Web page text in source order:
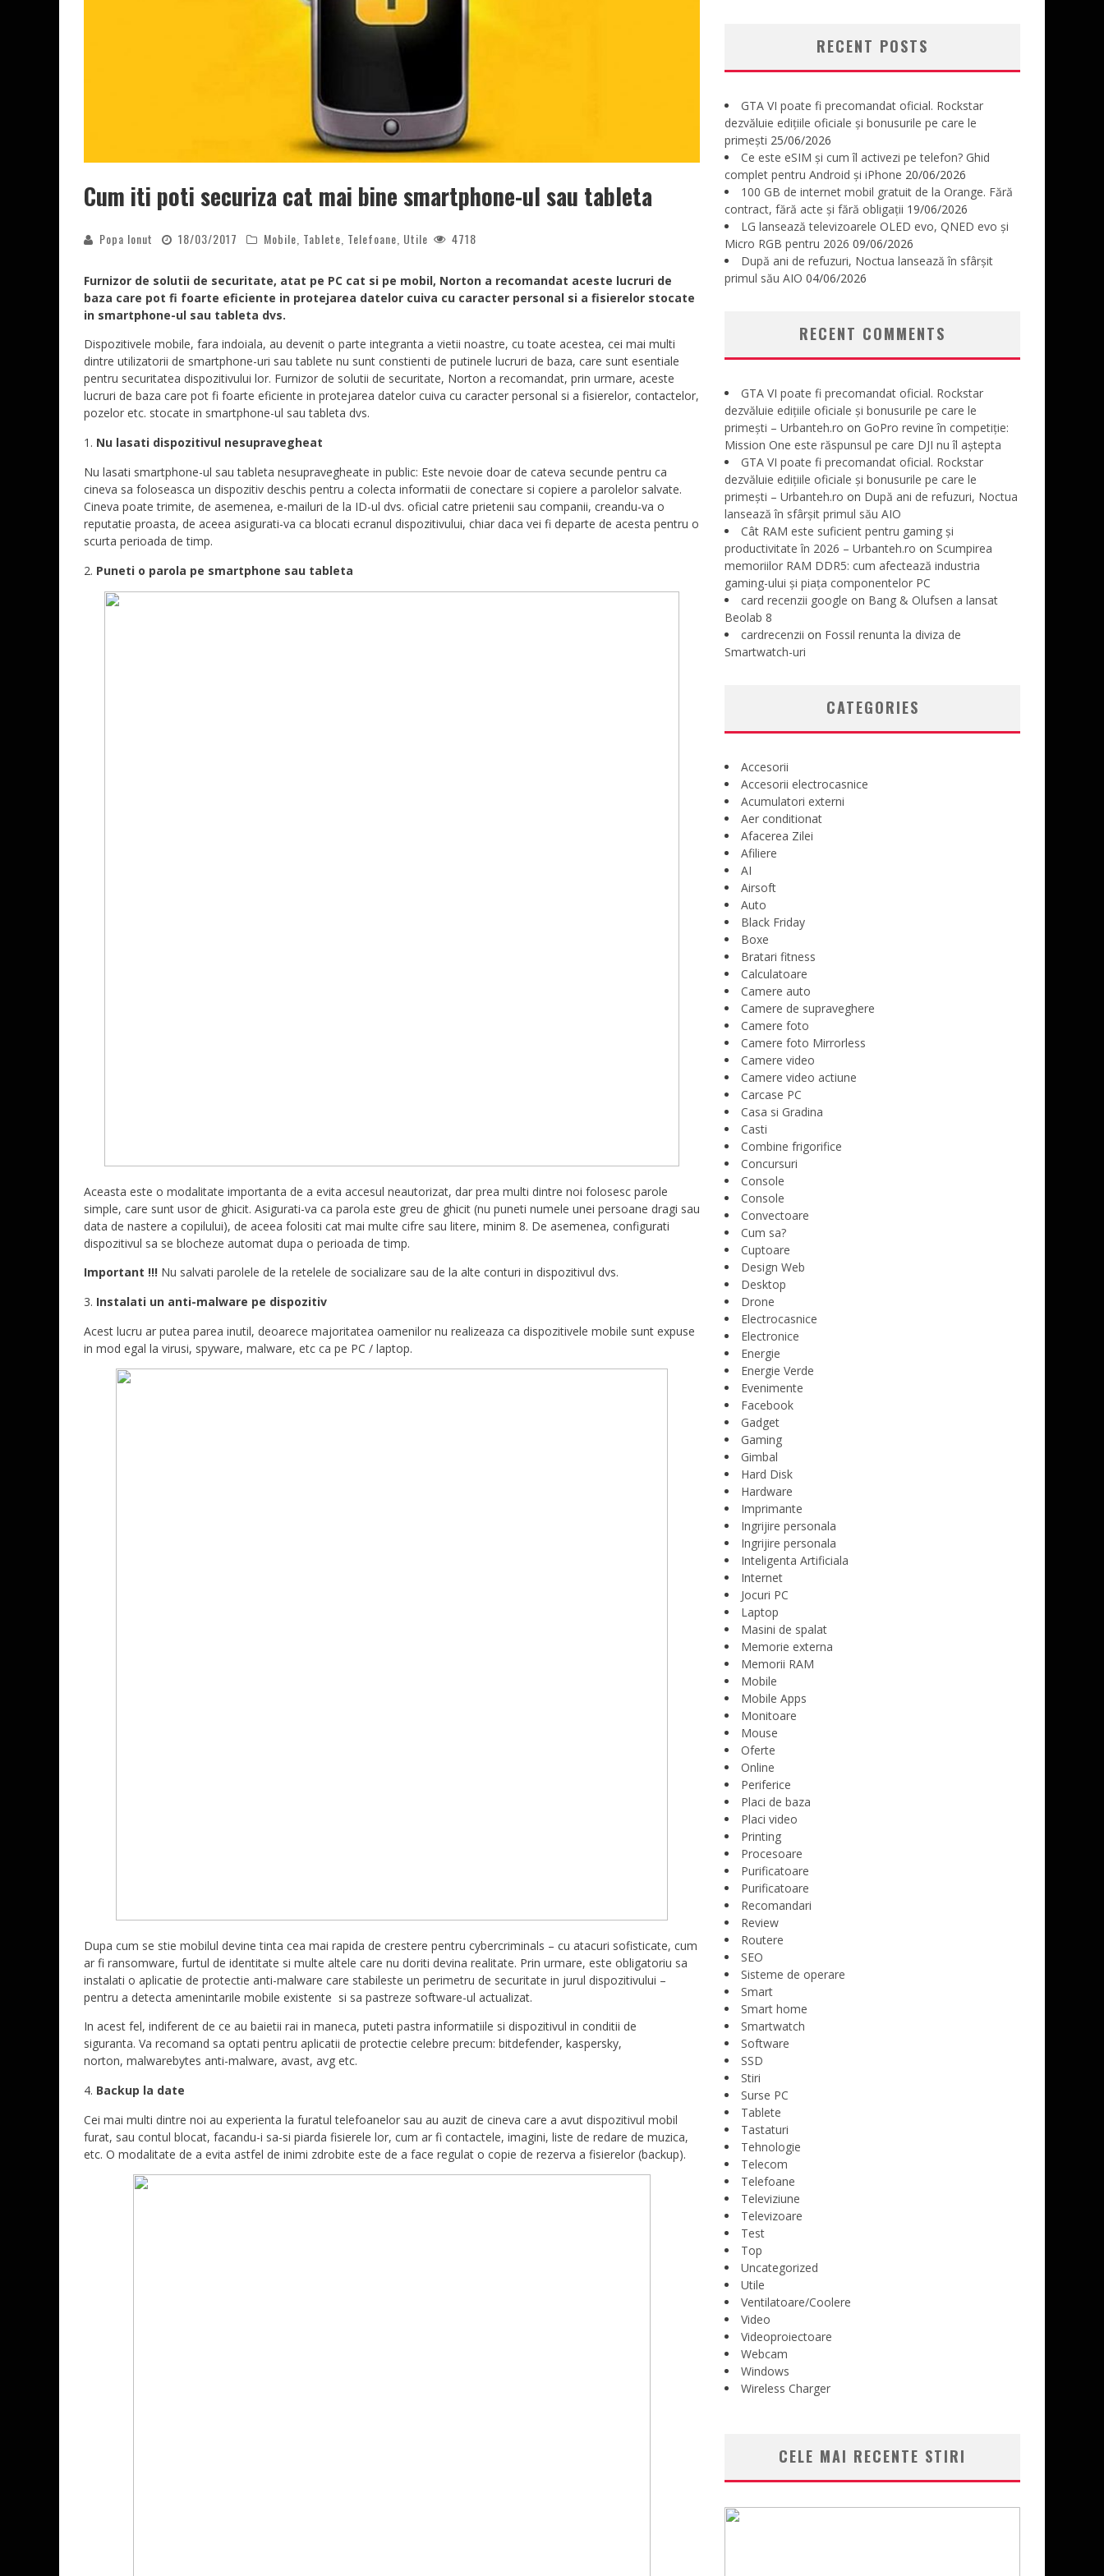
Cum iti poti securiza cat mai bine smartphone-ul sau tableta
Popa Ionut 18/03/2017 Mobile Tablete Telefoane Utile 4718
Furnizor de solutii de securitate, atat pe PC cat si pe mobil, Norton a recomandat aceste lucruri de
baza care pot fi foarte eficiente in protejarea datelor cuiva cu caracter personal si a fisierelor stocate
in smartphone-ul sau tableta dvs.
Dispozitivele mobile, fara indoiala, au devenit o parte integranta a vietii noastre, cu toate acestea, cei mai multi
dintre utilizatorii de smartphone-uri sau tablete nu sunt constienti de putinele lucruri de baza, care sunt esentiale
pentru securitatea dispozitivului lor. Furnizor de solutii de securitate, Norton a recomandat, prin urmare, aceste
lucruri de baza care pot fi foarte eficiente in protejarea datelor cuiva cu caracter personal si a fisierelor, contactelor,
pozelor etc. stocate in smartphone-ul sau tableta dvs.
Nu lasati dispozitivul nesupravegheat
Nu lasati smartphone-ul sau tableta nesupravegheate in public: Este nevoie doar de cateva secunde pentru ca
cineva sa foloseasca un dispozitiv deschis pentru a colecta informatii de conectare si copiere a parolelor salvate.
Cineva poate trimite, de asemenea, e-mailuri de la ID-ul dvs. oficial catre prietenii sau companii, creandu-va o
reputatie proasta, de aceea asigurati-va ca blocati ecranul dispozitivului, chiar daca vei fi departe de acesta pentru o
scurta perioada de timp.
Puneti o parola pe smartphone sau tableta
Aceasta este o modalitate importanta de a evita accesul neautorizat, dar prea multi dintre noi folosesc parole
simple, care sunt usor de ghicit. Asigurati-va ca parola este greu de ghicit (nu puneti numele unei persoane dragi sau
data de nastere a copilului), de aceea folositi cat mai multe cifre sau litere, minim 8. De asemenea, configurati
dispozitivul sa se blocheze automat dupa o perioada de timp.
Important !!! Nu salvati parolele de la retelele de socializare sau de la alte conturi in dispozitivul dvs.
Instalati un anti-malware pe dispozitiv
Acest lucru ar putea parea inutil, deoarece majoritatea oamenilor nu realizeaza ca dispozitivele mobile sunt expuse
in mod egal la virusi, spyware, malware, etc ca pe PC / laptop.
Dupa cum se stie mobilul devine tinta cea mai rapida de crestere pentru cybercriminals – cu atacuri sofisticate, cum
ar fi ransomware, furtul de identitate si multe altele care nu doriti devina realitate. Prin urmare, este obligatoriu sa
instalati o aplicatie de protectie anti-malware care stabileste un perimetru de securitate in jurul dispozitivului –
pentru a detecta amenintarile mobile existente si sa pastreze software-ul actualizat.
In acest fel, indiferent de ce au baietii rai in maneca, puteti pastra informatiile si dispozitivul in conditii de
siguranta. Va recomand sa optati pentru aplicatii de protectie celebre precum: bitdefender, kaspersky,
norton, malwarebytes anti-malware, avast, avg etc.
Backup la date
Cei mai multi dintre noi au experienta la furatul telefoanelor sau au auzit de cineva care a avut dispozitivul mobil
furat, sau contul blocat, facandu-i sa-si piarda fisierele lor, cum ar fi contactele, imagini, liste de redare de muzica,
etc. O modalitate de a evita astfel de inimi zdrobite este de a face regulat o copie de rezerva a fisierelor (backup).
RECENT POSTS
GTA VI poate fi precomandat oficial. Rockstar
dezvăluie edițiile oficiale și bonusurile pe care le
primești 25/06/2026
Ce este eSIM și cum îl activezi pe telefon? Ghid
complet pentru Android și iPhone 20/06/2026
100 GB de internet mobil gratuit de la Orange. Fără
contract, fără acte și fără obligații 19/06/2026
LG lansează televizoarele OLED evo, QNED evo și
Micro RGB pentru 2026 09/06/2026
După ani de refuzuri, Noctua lansează în sfârșit
primul său AIO 04/06/2026
RECENT COMMENTS
GTA VI poate fi precomandat oficial. Rockstar
dezvăluie edițiile oficiale și bonusurile pe care le
primești – Urbanteh.ro on GoPro revine în competiție:
Mission One este răspunsul pe care DJI nu îl aștepta
GTA VI poate fi precomandat oficial. Rockstar
dezvăluie edițiile oficiale și bonusurile pe care le
primești – Urbanteh.ro on După ani de refuzuri, Noctua
lansează în sfârșit primul său AIO
Cât RAM este suficient pentru gaming și
productivitate în 2026 – Urbanteh.ro on Scumpirea
memoriilor RAM DDR5: cum afectează industria
gaming-ului și piața componentelor PC
card recenzii google on Bang & Olufsen a lansat
Beolab 8
cardrecenzii on Fossil renunta la diviza de
Smartwatch-uri
CATEGORIES
Accesorii
Accesorii electrocasnice
Acumulatori externi
Aer conditionat
Afacerea Zilei
Afiliere
AI
Airsoft
Auto
Black Friday
Boxe
Bratari fitness
Calculatoare
Camere auto
Camere de supraveghere
Camere foto
Camere foto Mirrorless
Camere video
Camere video actiune
Carcase PC
Casa si Gradina
Casti
Combine frigorifice
Concursuri
Console
Console
Convectoare
Cum sa?
Cuptoare
Design Web
Desktop
Drone
Electrocasnice
Electronice
Energie
Energie Verde
Evenimente
Facebook
Gadget
Gaming
Gimbal
Hard Disk
Hardware
Imprimante
Ingrijire personala
Ingrijire personala
Inteligenta Artificiala
Internet
Jocuri PC
Laptop
Masini de spalat
Memorie externa
Memorii RAM
Mobile
Mobile Apps
Monitoare
Mouse
Oferte
Online
Periferice
Placi de baza
Placi video
Printing
Procesoare
Purificatoare
Purificatoare
Recomandari
Review
Routere
SEO
Sisteme de operare
Smart
Smart home
Smartwatch
Software
SSD
Stiri
Surse PC
Tablete
Tastaturi
Tehnologie
Telecom
Telefoane
Televiziune
Televizoare
Test
Top
Uncategorized
Utile
Ventilatoare/Coolere
Video
Videoproiectoare
Webcam
Windows
Wireless Charger
CELE MAI RECENTE STIRI